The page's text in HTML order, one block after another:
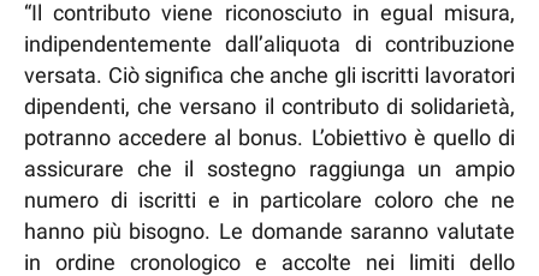
“Il contributo viene riconosciuto in egual misura,
indipendentemente dall’aliquota di contribuzione
versata. Ciò significa che anche gli iscritti lavoratori
dipendenti, che versano il contributo di solidarietà,
potranno accedere al bonus. L’obiettivo è quello di
assicurare che il sostegno raggiunga un ampio
numero di iscritti e in particolare coloro che ne
hanno più bisogno. Le domande saranno valutate
in ordine cronologico e accolte nei limiti dello